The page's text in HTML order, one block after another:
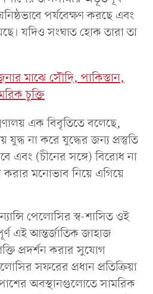
পর্যবেক্ষণ করছে এবং
যদিও সংঘাত হোক তারা তা
মাঝে সৌদি, পাকিস্তান,
চুক্তি
এক বিবৃতিতে বলেছে,
যুদ্ধ না করে যুদ্ধের জন্য প্রস্তুতি
এবং (চীনের সঙ্গে) বিরোধ না
করার মনোভাব নিয়ে এগিয়ে
পেলোসির স্ব-শাসিত ওই
এই আন্তর্জাতিক জাহাজ
প্রদর্শন করার সুযোগ
সফরের প্রধান প্রতিক্রিয়া
অবস্থানগুলোতে সামরিক